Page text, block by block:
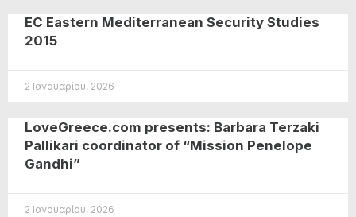
EC Eastern Mediterranean Security Studies
2015
2 Ιανουαρίου, 2026
LoveGreece.com presents: Barbara Terzaki
Pallikari coordinator of “Mission Penelope
Gandhi”
2 Ιανουαρίου, 2026